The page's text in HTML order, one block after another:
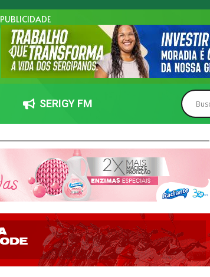
PUBLICIDADE
SERIGY FM